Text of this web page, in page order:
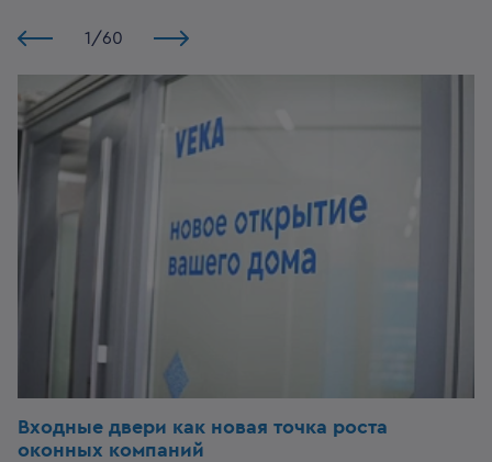
1 /60
Входные двери как новая точка роста
оконных компаний